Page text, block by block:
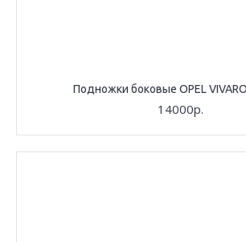
Подножки боковые OPEL
14000р.